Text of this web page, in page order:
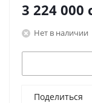
3 224 000
Нет в наличии
Поделиться